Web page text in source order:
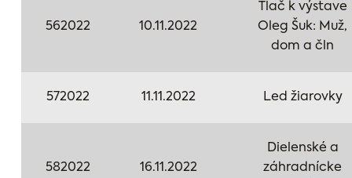
562022 10.11.2022
Tlač k výstave
Oleg Šuk: Muž,
dom a čln
572022 11.11.2022 Led žiarovky
582022 16.11.2022
Dielenské a
záhradnícke